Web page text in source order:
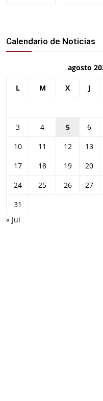
Calendario de Noticias
agosto
L M X J
3
4 5 6
10
11 12 13
17
18 19 20
24
25 26 27
31
« Jul